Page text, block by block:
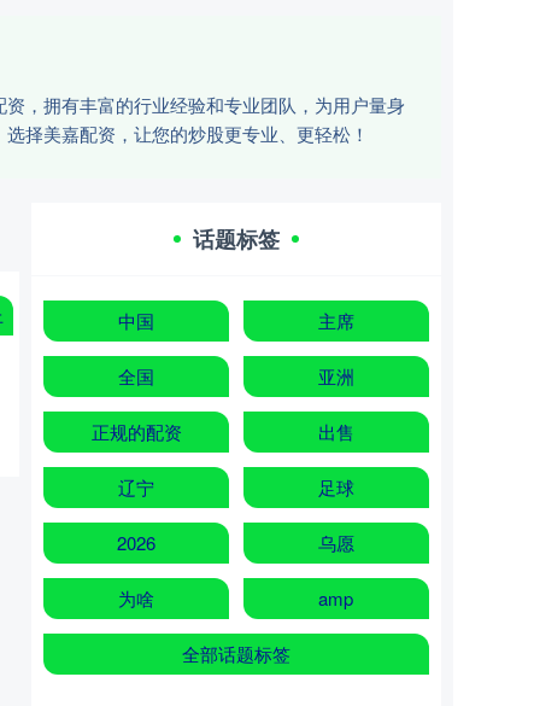
，拥有丰富的行业经验和专业团队，为用户量身
择美嘉配资，让您的炒股更专业、更轻松！
话题标签
中国 主席
全国 亚洲
正规的配资 出售
辽宁 足球
2026 乌愿
为啥 amp
全部话题标签